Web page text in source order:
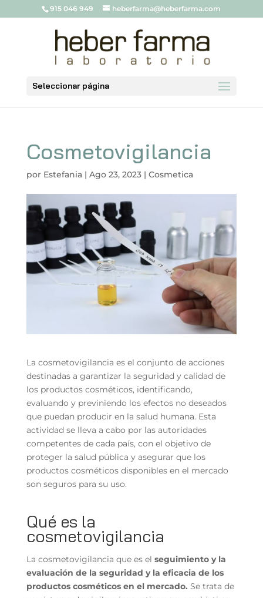
915 046 949 heberfarma@heberfarma.com
Seleccionar página
Cosmetovigilancia
por Estefania| Ago 23, 2023| Cosmetica
La cosmetovigilancia es el conjunto de acciones
destinadas a garantizar la seguridad y calidad de
los productos cosméticos, identificando,
evaluando y previniendo los efectos no deseados
que puedan producir en la salud humana. Esta
actividad se lleva a cabo por las autoridades
competentes de cada país, con el objetivo de
proteger la salud pública y asegurar que los
productos cosméticos disponibles en el mercado
son seguros para su uso.
Qué es la
cosmetovigilancia
La cosmetovigilancia que es el seguimiento y la
evaluación de la seguridad y la eficacia de los
productos cosméticos en el mercado. Se trata de